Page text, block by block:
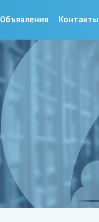
Объявления Контакты